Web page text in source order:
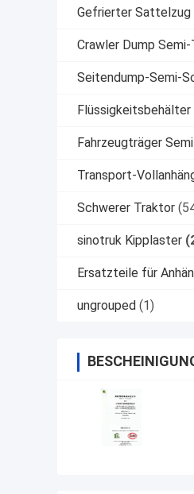
Gefrierter Sattelzug
Crawler Dump
Seitendump-Semi-
Flüssigkeitsbehälter
Fahrzeugträger
Transport-
Schwerer Traktor
sinotruk Kipplaster
Ersatzteile für
ungrouped (1)